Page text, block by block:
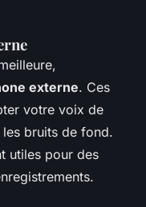
externe. Ces
votre voix de
bruits de fond.
utiles pour des